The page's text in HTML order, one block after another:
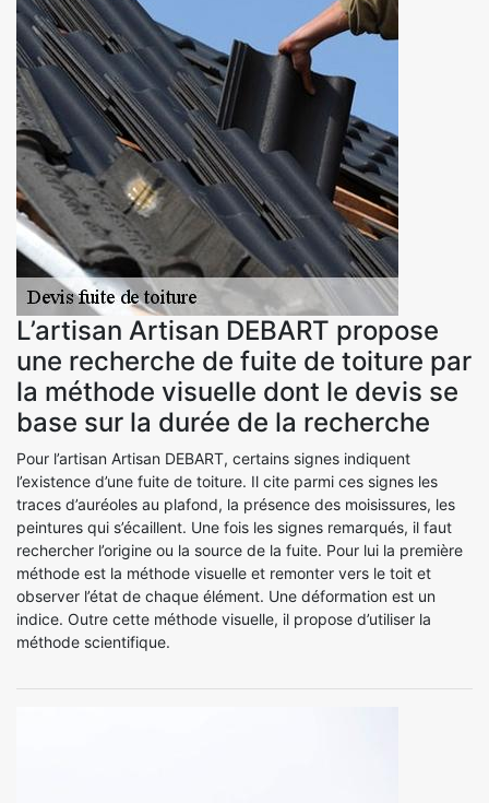
L’artisan Artisan DEBART propose
une recherche de fuite de toiture par
la méthode visuelle dont le devis se
base sur la durée de la recherche
Pour l’artisan Artisan DEBART, certains signes indiquent
l’existence d’une fuite de toiture. Il cite parmi ces signes les
traces d’auréoles au plafond, la présence des moisissures, les
peintures qui s’écaillent. Une fois les signes remarqués, il faut
rechercher l’origine ou la source de la fuite. Pour lui la première
méthode est la méthode visuelle et remonter vers le toit et
observer l’état de chaque élément. Une déformation est un
indice. Outre cette méthode visuelle, il propose d’utiliser la
méthode scientifique.